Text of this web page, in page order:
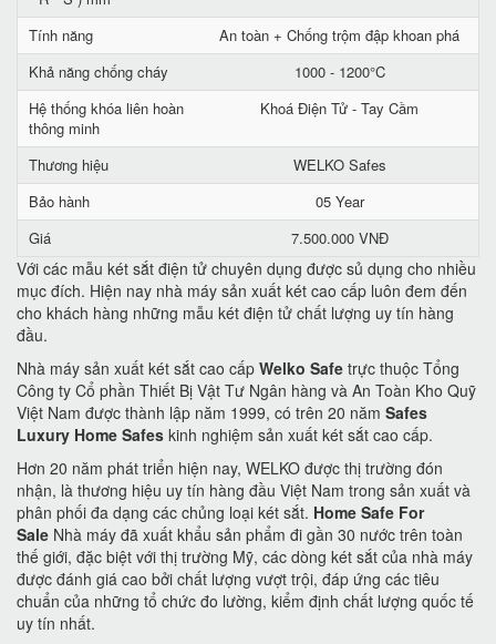
Tính năng
An toàn + Chống trộm đập khoan phá
Khả năng chống cháy
1000 - 1200°C
Hệ thống khóa liên hoàn
thông minh
Khoá Điện Tử - Tay Cầm
Thương hiệu
WELKO Safes
Bảo hành
05 Year
Giá
7.500.000 VNĐ
Với các mẫu két sắt điện tử chuyên dụng được sủ dụng cho nhiều
mục đích. Hiện nay nhà máy sản xuất két cao cấp luôn đem đến
cho khách hàng những mẫu két điện tử chất lượng uy tín hàng
đầu.
Nhà máy sản xuất két sắt cao cấp Welko Safe trực thuộc Tổng
Công ty Cổ phần Thiết Bị Vật Tư Ngân hàng và An Toàn Kho Quỹ
Việt Nam được thành lập năm 1999, có trên 20 năm Safes
Luxury Home Safes kinh nghiệm sản xuất két sắt cao cấp.
Hơn 20 năm phát triển hiện nay, WELKO được thị trường đón
nhận, là thương hiệu uy tín hàng đầu Việt Nam trong sản xuất và
phân phối đa dạng các chủng loại két sắt. Home Safe For
Sale Nhà máy đã xuất khẩu sản phẩm đi gần 30 nước trên toàn
thế giới, đặc biệt với thị trường Mỹ, các dòng két sắt của nhà máy
được đánh giá cao bởi chất lượng vượt trội, đáp ứng các tiêu
chuẩn của những tổ chức đo lường, kiểm định chất lượng quốc tế
uy tín nhất.